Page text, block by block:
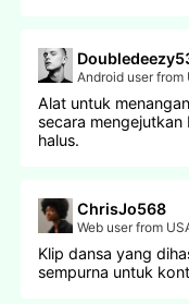
Android user from
Alat untuk
secara
halus.
ChrisJo568
Web user from
Klip dansa yang
sempurna untuk